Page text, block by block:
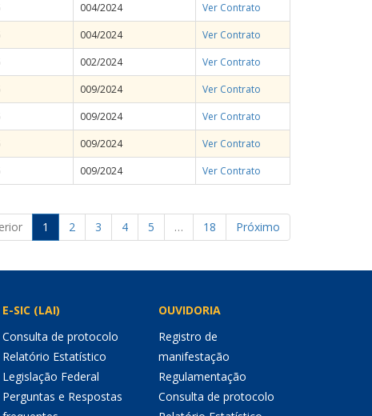
004/2024
Ver Contrato
004/2024
Ver Contrato
002/2024
Ver Contrato
009/2024
Ver Contrato
009/2024
Ver Contrato
009/2024
Ver Contrato
009/2024 Ver Contrato
1 2 3 4 5 … 18 Próximo
E-SIC (LAI)
Consulta de protocolo
Relatório Estatístico
Legislação Federal
Perguntas e Respostas
OUVIDORIA
Registro de
manifestação
Regulamentação
Consulta de protocolo